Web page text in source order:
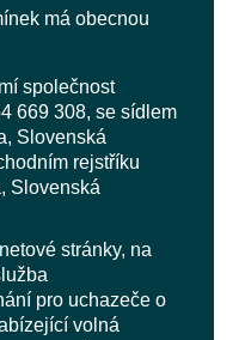
má obecnou
společnost
669 308, se sídlem
Slovenská
rejstříku
Slovenská
stránky, na
pro uchazeče o
volná